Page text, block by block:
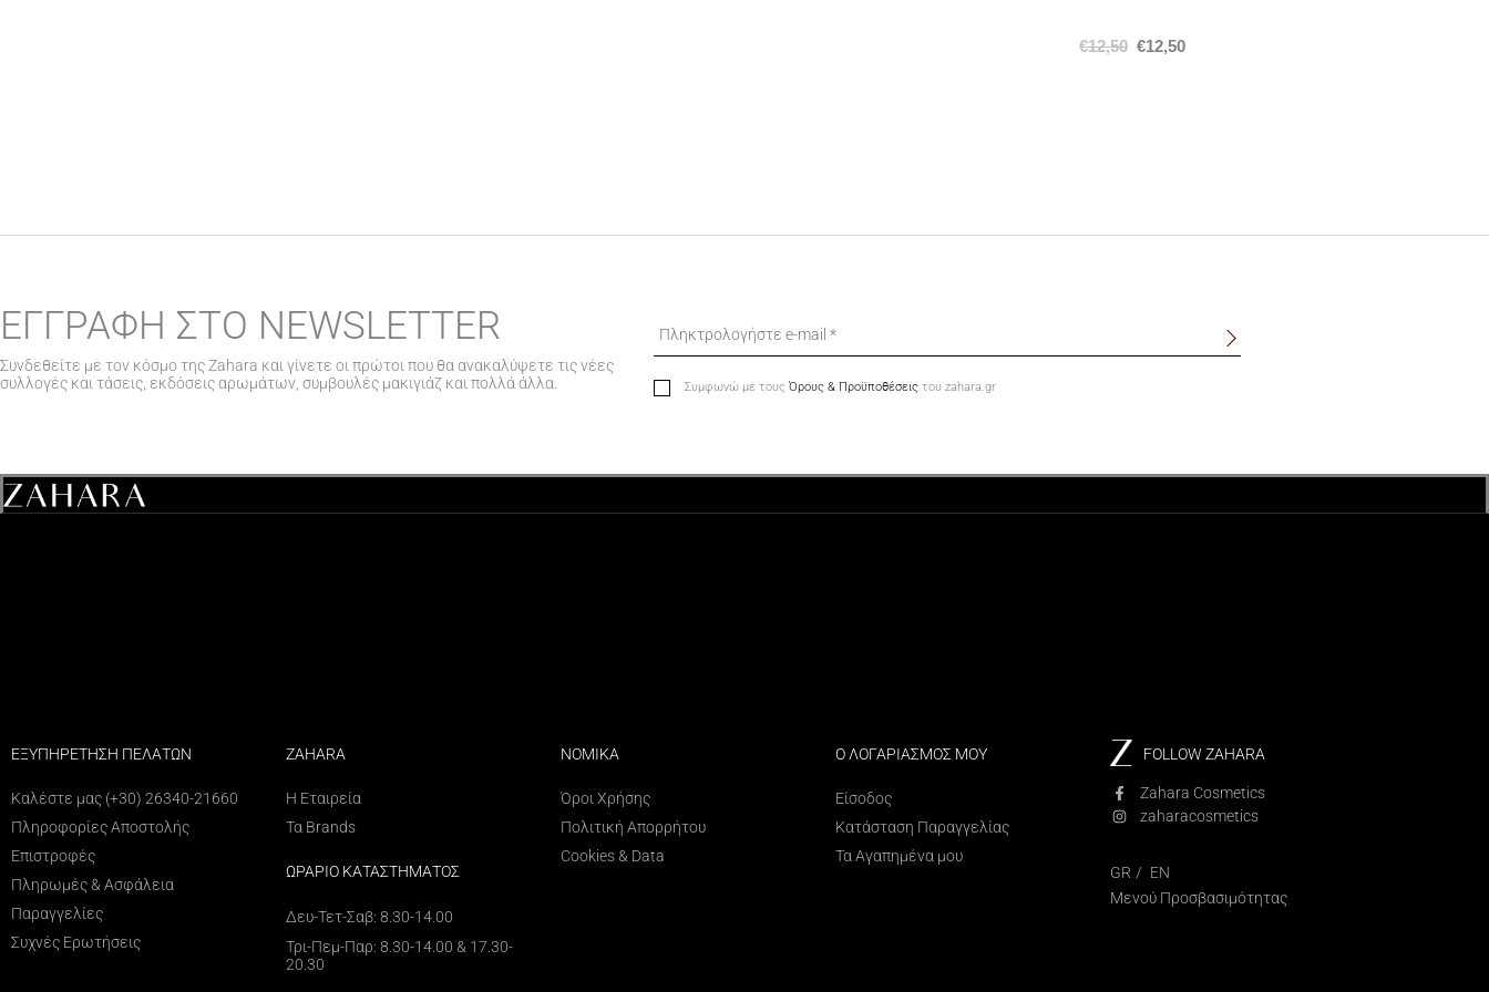
€12,50 €12,50
ΕΓΓΡΑΦΗ ΣΤΟ NEWSLETTER
Συνδεθείτε με τον κόσμο της Zahara και γίνετε οι πρώτοι που θα ανακαλύψετε τις νέες
συλλογές και τάσεις, εκδόσεις αρωμάτων, συμβουλές μακιγιάζ και πολλά άλλα.
Συμφωνώ με τουςΌρους & Προϋποθέσεις του zahara.gr
ΕΞΥΠΗΡΕΤΗΣΗ ΠΕΛΑΤΩΝ
Καλέστε μας (+30) 26340-21660
Πληροφορίες Αποστολής
Επιστροφές
Πληρωμές & Ασφάλεια
Παραγγελίες
Συχνές Ερωτήσεις
ZAHARA
Η Εταιρεία
Τα Brands
ΩΡΑΡΙΟ ΚΑΤΑΣΤΗΜΑΤΟΣ
Δευ-Τετ-Σαβ: 8.30-14.00
Τρι-Πεμ-Παρ: 8.30-14.00 & 17.30-
20.30
ΝΟΜΙΚΑ
Όροι Χρήσης
Πολιτική Απορρήτου
Cookies & Data
Ο ΛΟΓΑΡΙΑΣΜΟΣ ΜΟΥ
Είσοδος
Κατάσταση Παραγγελίας
Τα Αγαπημένα μου
FOLLOW ZAHARA
Zahara Cosmetics
zaharacosmetics
GR
EN
Μενού Προσβασιμότητας